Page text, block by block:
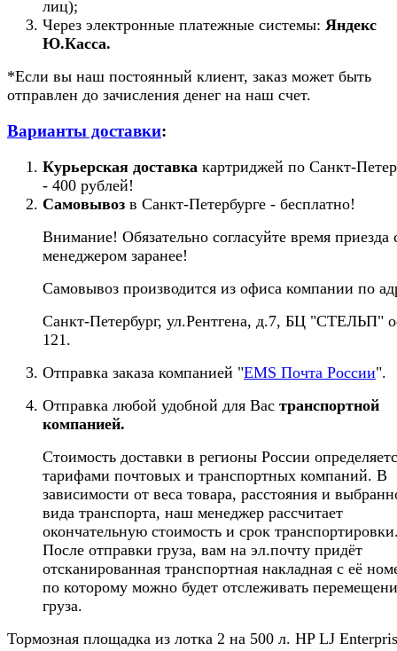
лиц);
Через электронные платежные системы: Яндекс
Ю.Касса.
*Если вы наш постоянный клиент, заказ может быть
отправлен до зачисления денег на наш счет.
Варианты доставки:
Курьерская доставка картриджей по Санкт-
- 400 рублей!
Самовывоз в Санкт-Петербурге - бесплатно!
Внимание! Обязательно согласуйте время приезда
менеджером заранее!
Самовывоз производится из офиса компании по
Санкт-Петербург, ул.Рентгена, д.7, БЦ "СТЕЛЬП"
121.
Отправка заказа компанией "EMS Почта России".
Отправка любой удобной для Вас транспортной
компанией.
Стоимость доставки в регионы России
тарифами почтовых и транспортных компаний. В
зависимости от веса товара, расстояния и
вида транспорта, наш менеджер рассчитает
окончательную стоимость и срок
После отправки груза, вам на эл.почту придёт
отсканированная транспортная накладная с её
по которому можно будет отслеживать
груза.
Тормозная площадка из лотка 2 на 500 л. HP LJ